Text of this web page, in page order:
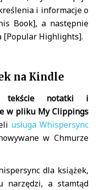
i informacje o
Book], a następnie
[Popular Highlights].
na Kindle
tekście notatki i
w pliku My Clippings
usługa Whispersync
w Chmurze
dla książek,
narzędzi, a stamtąd